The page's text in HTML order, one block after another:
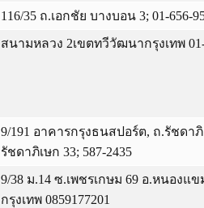
116/35 ถ.เอกชัย บางบอน 3; 01-656-
สนามหลวง 2เขตทวีวัฒนากรุงเทพ 01-
9/191 อาคารกรุงธนสปอร์ต, ถ.รัชดา
รัชดาภิเษก 33; 587-2435
9/38 ม.14 ซ.เพชรเกษม 69 อ.หนองแ
กรุงเทพ 0859177201